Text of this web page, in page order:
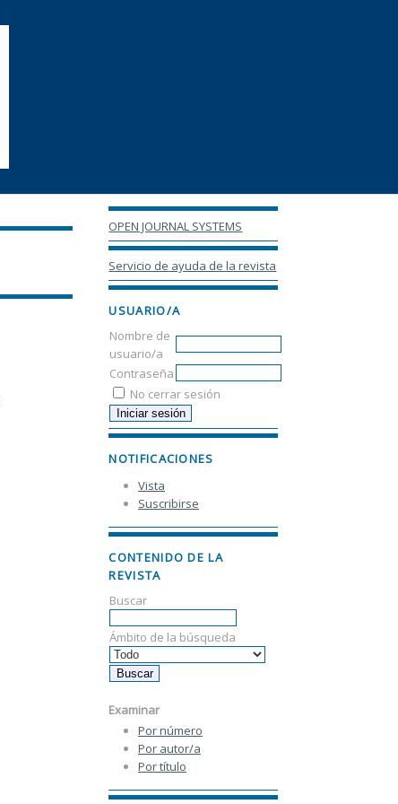
OPEN JOURNAL SYSTEMS
Servicio de ayuda de la revista
USUARIO/A
Nombre de
usuario/a
Contraseña
No cerrar sesión
NOTIFICACIONES
Vista
Suscribirse
CONTENIDO DE LA
REVISTA
Buscar
Ámbito de la búsqueda
Examinar
Por número
Por autor/a
Por título